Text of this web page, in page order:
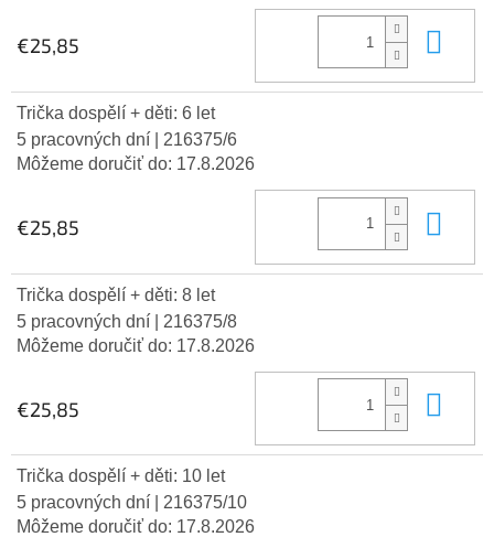
€25,85
Trička dospělí + děti: 6 let
5 pracovných dní
| 216375/6
Môžeme doručiť do: 17.8.2026
€25,85
Trička dospělí + děti: 8 let
5 pracovných dní
| 216375/8
Môžeme doručiť do: 17.8.2026
€25,85
Trička dospělí + děti: 10 let
5 pracovných dní
| 216375/10
Môžeme doručiť do: 17.8.2026